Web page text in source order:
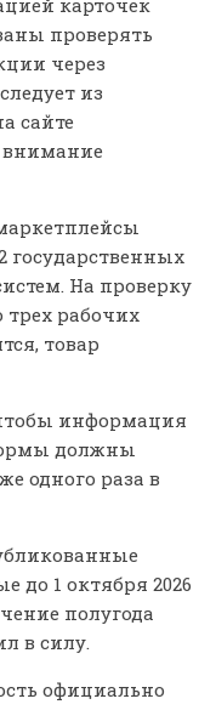
проверять
через
из
сайте
государственных
На проверку
трех рабочих
товар
информация
должны
одного раза в
до 1 октября 2026
полугода
в силу.
официально